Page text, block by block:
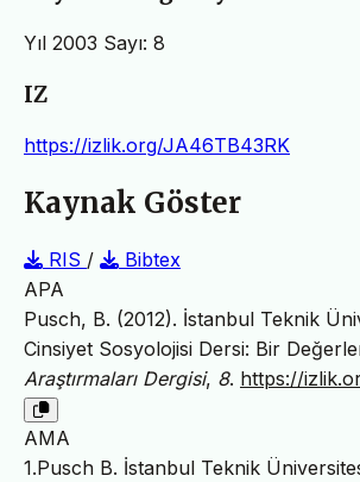
Yıl 2003 Sayı: 8
IZ
https://izlik.org/JA46TB43RK
Kaynak Göster
RIS /
Bibtex
APA
Pusch, B. (2012). İstanbul Teknik
Cinsiyet Sosyolojisi Dersi: Bir
Araştırmaları Dergisi, 8. https://
AMA
1.Pusch B. İstanbul Teknik